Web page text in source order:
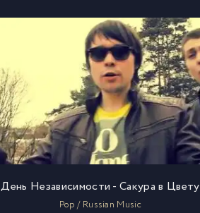
День Независимости - Сакура в Цвету
Pop / Russian Music